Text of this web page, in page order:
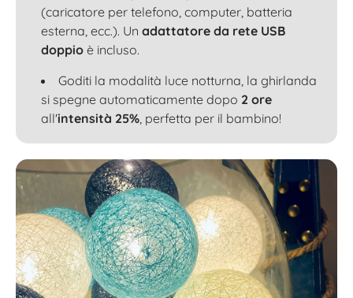
(caricatore per telefono, computer, batteria
esterna, ecc.). Un adattatore da rete USB
doppio è incluso.
Goditi la modalità luce notturna, la ghirlanda
si spegne automaticamente dopo 2 ore
all'intensità 25% , perfetta per il bambino!